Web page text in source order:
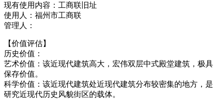
现有使用内容：工商联旧址
使用人：福州市工商联
管理人：
【价值评估】
历史价值：
艺术价值：该近现代建筑高大，宏伟双层中式殿堂建筑，极具
保存价值。
科学价值：该近现代建筑处近现代建筑分布较密集的地方，是
研究近现代历史风貌街区的载体。